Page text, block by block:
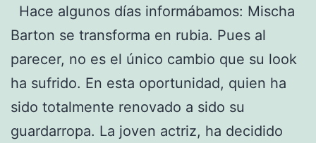
Hace algunos días informábamos: Mischa
Barton se transforma en rubia. Pues al
parecer, no es el único cambio que su look
ha sufrido. En esta oportunidad, quien ha
sido totalmente renovado a sido su
guardarropa. La joven actriz, ha decidido